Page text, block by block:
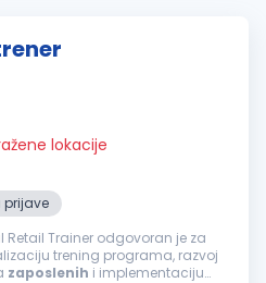
lokacije
prijave
Retail Trainer odgovoran je za
trening programa, razvoj
zaposlenih i implementaciju